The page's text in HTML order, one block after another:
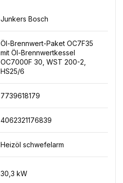
Junkers Bosch
Öl-Brennwert-Paket OC7F35
mit Öl-Brennwertkessel
OC7000F 30, WST 200-2,
HS25/6
7739618179
4062321176839
Heizöl schwefelarm
30,3 kW